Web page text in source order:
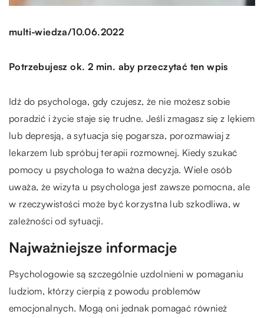
multi-wiedza/10.06.2022
Potrzebujesz ok. 2 min. aby przeczytać ten wpis
Idź do psychologa, gdy czujesz, że nie możesz sobie
poradzić i życie staje się trudne. Jeśli zmagasz się z lękiem
lub depresją, a sytuacja się pogarsza, porozmawiaj z
lekarzem lub spróbuj terapii rozmownej. Kiedy szukać
pomocy u psychologa to ważna decyzja. Wiele osób
uważa, że wizyta u psychologa jest zawsze pomocna, ale
w rzeczywistości może być korzystna lub szkodliwa, w
zależności od sytuacji.
Najważniejsze informacje
Psychologowie są szczególnie uzdolnieni w pomaganiu
ludziom, którzy cierpią z powodu problemów
emocjonalnych. Mogą oni jednak pomagać również